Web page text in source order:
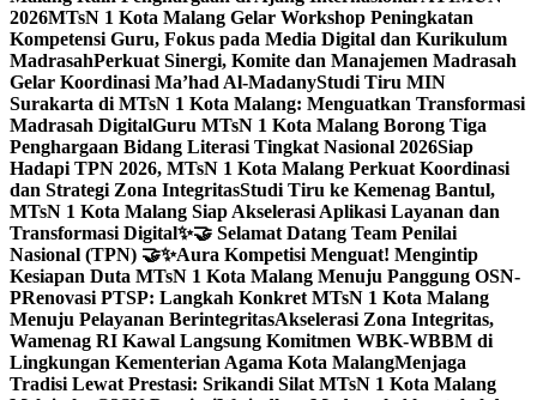
2026MTsN 1 Kota Malang Gelar Workshop Peningkatan
Kompetensi Guru, Fokus pada Media Digital dan Kurikulum
MadrasahPerkuat Sinergi, Komite dan Manajemen Madrasah
Gelar Koordinasi Ma’had Al-MadanyStudi Tiru MIN
Surakarta di MTsN 1 Kota Malang: Menguatkan Transformasi
Madrasah DigitalGuru MTsN 1 Kota Malang Borong Tiga
Penghargaan Bidang Literasi Tingkat Nasional 2026Siap
Hadapi TPN 2026, MTsN 1 Kota Malang Perkuat Koordinasi
dan Strategi Zona IntegritasStudi Tiru ke Kemenag Bantul,
MTsN 1 Kota Malang Siap Akselerasi Aplikasi Layanan dan
Transformasi Digital✨🤝 Selamat Datang Team Penilai
Nasional (TPN) 🤝✨Aura Kompetisi Menguat! Mengintip
Kesiapan Duta MTsN 1 Kota Malang Menuju Panggung OSN-
PRenovasi PTSP: Langkah Konkret MTsN 1 Kota Malang
Menuju Pelayanan BerintegritasAkselerasi Zona Integritas,
Wamenag RI Kawal Langsung Komitmen WBK-WBBM di
Lingkungan Kementerian Agama Kota MalangMenjaga
Tradisi Lewat Prestasi: Srikandi Silat MTsN 1 Kota Malang